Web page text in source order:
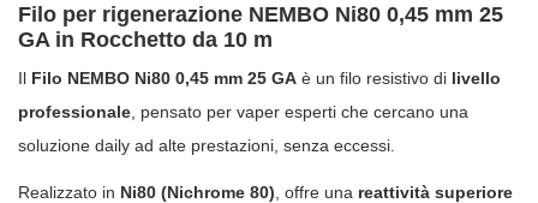
Filo per rigenerazione NEMBO Ni80 0,45 mm 25
GA in Rocchetto da 10 m
Il Filo NEMBO Ni80 0,45 mm 25 GA è un filo resistivo di livello
professionale , pensato per vaper esperti che cercano una
soluzione daily ad alte prestazioni, senza eccessi.
Realizzato in Ni80 (Nichrome 80) , offre una reattività superiore